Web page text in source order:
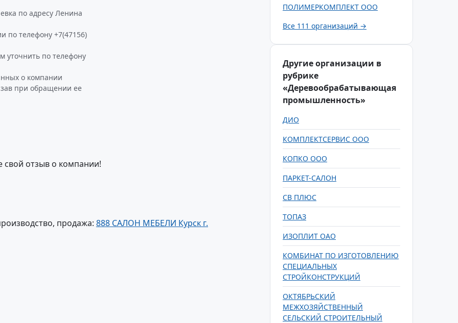
по адресу Ленина
по телефону +7(47156)
по телефону
о компании
при обращении ее
свой отзыв о компании!
продажа: 888 САЛОН МЕБЕЛИ Курск г.
ПОЛИМЕРКОМПЛЕКТ ООО
Все 111 организаций →
Другие организации в
рубрике
«Деревообрабатывающая
промышленность»
ДИО
КОМПЛЕКТСЕРВИС ООО
КОПКО ООО
ПАРКЕТ-САЛОН
СВ ПЛЮС
ТОПАЗ
ИЗОПЛИТ ОАО
КОМБИНАТ ПО ИЗГОТОВЛЕНИЮ
СПЕЦИАЛЬНЫХ
СТРОЙКОНСТРУКЦИЙ
ОКТЯБРЬСКИЙ
МЕЖХОЗЯЙСТВЕННЫЙ
СЕЛЬСКИЙ СТРОИТЕЛЬНЫЙ